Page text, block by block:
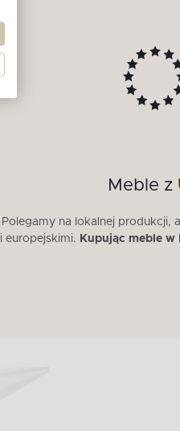
Meble z
na lokalnej
europejskimi. Kupując meble